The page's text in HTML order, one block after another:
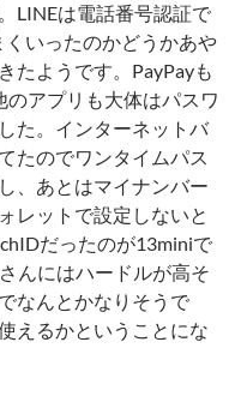
LINEは電話番号認証で
いったのかどうかあや
たようです。PayPayも
のアプリも大体はパスワ
た。インターネットバ
たのでワンタイムパス
、あとはマイナンバー
レットで設定しないと
だったのが13miniで
んにはハードルが高そ
なんとかなりそうで
えるかということにな